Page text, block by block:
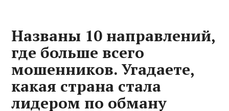
Названы 10 направлений,
где больше всего
мошенников. Угадаете,
какая страна стала
лидером по обману